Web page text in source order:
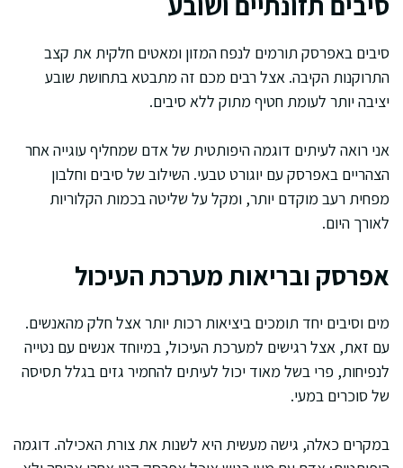
סיבים באפרסק תורמים לנפח המזון ומאטים חלקית את קצב
התרוקנות הקיבה. אצל רבים מכם זה מתבטא בתחושת שובע
יציבה יותר לעומת חטיף מתוק ללא סיבים.
אני רואה לעיתים דוגמה היפותטית של אדם שמחליף עוגייה אחר
הצהריים באפרסק עם יוגורט טבעי. השילוב של סיבים וחלבון
מפחית רעב מוקדם יותר, ומקל על שליטה בכמות הקלוריות
לאורך היום.
אפרסק ובריאות מערכת העיכול
מים וסיבים יחד תומכים ביציאות רכות יותר אצל חלק מהאנשים.
עם זאת, אצל רגישים למערכת העיכול, במיוחד אנשים עם נטייה
לנפיחות, פרי בשל מאוד יכול לעיתים להחמיר גזים בגלל תסיסה
של סוכרים במעי.
במקרים כאלה, גישה מעשית היא לשנות את צורת האכילה. דוגמה